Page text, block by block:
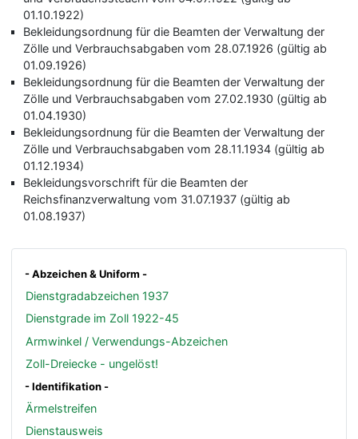
- Abzeichen & Uniform -
Dienstgradabzeichen 1937
Dienstgrade im Zoll 1922-45
Armwinkel / Verwendungs-Abzeichen
Zoll-Dreiecke - ungelöst!
- Identifikation -
Ärmelstreifen
Dienstausweis
01.10.1922)
Bekleidungsordnung für die Beamten der Verwaltung der
Zölle und Verbrauchsabgaben vom 28.07.1926 (gültig ab
01.09.1926)
Bekleidungsordnung für die Beamten der Verwaltung der
Zölle und Verbrauchsabgaben vom 27.02.1930 (gültig ab
01.04.1930)
Bekleidungsordnung für die Beamten der Verwaltung der
Zölle und Verbrauchsabgaben vom 28.11.1934 (gültig ab
01.12.1934)
Bekleidungsvorschrift für die Beamten der
Reichsfinanzverwaltung vom 31.07.1937 (gültig ab
01.08.1937)